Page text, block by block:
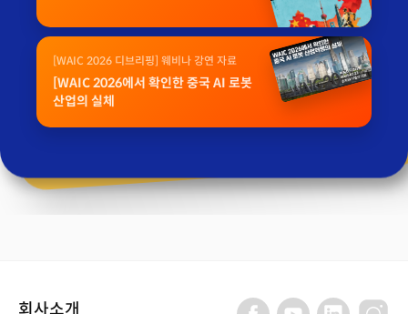
[WAIC 2026 디브리핑] 웨비나 강연 자료
[WAIC 2026에서 확인한 중국 AI 로봇
산업의 실체
회사소개